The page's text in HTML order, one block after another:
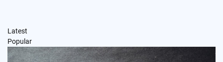
Latest
Popular